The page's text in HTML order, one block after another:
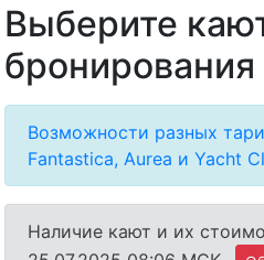
Выберите
бронирования
Возможности разных
Fantastica, Aurea и Yacht
Наличие кают и их